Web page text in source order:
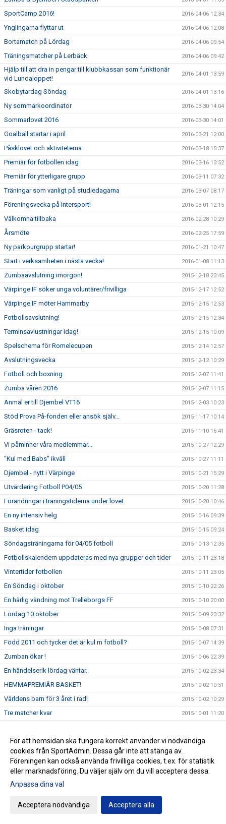
SportCamp 2016! 2016-04-06 12:34
Ynglingarna flyttar ut 2016-04-06 12:08
Bortamatch på Lördag 2016-04-06 09:54
Träningsmatcher på Lerbäck 2016-04-06 09:42
Hjälp till att dra in pengar till klubbkassan som funktionär
vid Lundaloppet!
2016-04-01 13:59
Skobytardag Söndag 2016-04-01 13:16
Ny sommarkoordinator 2016-03-30 14:04
Sommarlovet 2016 2016-03-30 14:01
Goalball startar i april 2016-03-21 12:00
Påsklovet och aktiviteterna 2016-03-18 15:37
Premiär för fotbollen idag 2016-03-16 13:52
Premiär för ytterligare grupp 2016-03-11 07:32
Träningar som vanligt på studiedagarna 2016-03-07 08:17
Föreningsvecka på Intersport! 2016-03-01 12:15
Välkomna tillbaka 2016-02-28 10:29
Årsmöte 2016-02-25 17:59
Ny parkourgrupp startar! 2016-01-21 10:47
Start i verksamheten i nästa vecka! 2016-01-08 11:13
Zumbaavslutning imorgon! 2015-12-18 23:45
Värpinge IF söker unga voluntärer/frivilliga 2015-12-17 12:52
Värpinge IF möter Hammarby 2015-12-15 12:53
Fotbollsavslutning! 2015-12-15 12:34
Terminsavlustningar idag! 2015-12-15 10:09
Spelschema för Romelecupen 2015-12-14 12:57
Avslutningsvecka 2015-12-12 10:29
Fotboll och boxning 2015-12-07 11:41
Zumba våren 2016 2015-12-07 11:15
Anmäl er till Djembel VT16 2015-12-03 10:23
Stöd Prova På-fonden eller ansök själv... 2015-11-17 10:14
Gräsroten - tack! 2015-11-10 16:41
Vi påminner våra medlemmar... 2015-10-27 12:29
"Kul med Babs" ikväll 2015-10-27 11:11
Djembel - nytt i Värpinge 2015-10-21 15:29
Utvärdering Fotboll P04/05 2015-10-20 11:28
Förändringar i träningstiderna under lovet 2015-10-20 10:46
En ny intensiv helg 2015-10-16 09:39
Basket idag 2015-10-15 09:24
Söndagsträningarna för 04/05 fotboll 2015-10-13 12:35
Fotbollskalendern uppdateras med nya grupper och tider 2015-10-11 23:18
Vintertider fotbollen 2015-10-11 23:05
En Söndag i oktober 2015-10-10 22:26
En härlig vändning mot Trelleborgs FF 2015-10-10 20:00
Lördag 10 oktober 2015-10-09 23:32
Inga träningar 2015-10-08 07:31
Född 2011 och tycker det är kul m fotboll? 2015-10-07 14:39
Zumban ökar ! 2015-10-06 22:39
En händelserik lördag väntar.. 2015-10-02 23:34
HEMMAPREMIÄR BASKET! 2015-10-02 10:51
Världens barn för 3 året i rad! 2015-10-02 10:29
Tre matcher kvar 2015-10-01 11:20
Stort TACK! 2015-09-28 15:37
Värpinge IF - 10 år på söndag! 2015-09-18 19:44
Ny match väntar P06 på lördagen 2015-09-17 12:38
Nyttig kväll i Stångby
För att hemsidan ska fungera korrekt använder vi nödvändiga
cookies från SportAdmin. Dessa går inte att stänga av.
Föreningen kan också använda frivilliga cookies, t.ex. för statistik
eller marknadsföring. Du väljer själv om du vill acceptera dessa.
Anpassa dina val
Acceptera nödvändiga Acceptera alla